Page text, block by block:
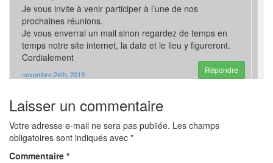
Je vous invite à venir participer à l’une de nos
prochaines réunions.
Je vous enverrai un mail sinon regardez de temps en
temps notre site internet, la date et le lieu y figureront.
Cordialement
novembre 24th, 2019 Répondre
Laisser un commentaire
Votre adresse e-mail ne sera pas publiée. Les champs
obligatoires sont indiqués avec *
Commentaire *